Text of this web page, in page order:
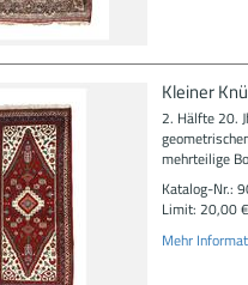
Kleiner
2. Hälfte 20.
mehrteilige
Katalog-Nr.:
Limit: 20,00
Mehr